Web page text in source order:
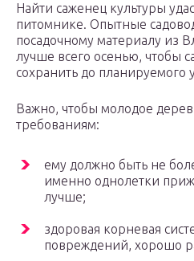
Найти саженец культуры
питомнике. Опытные
посадочному материалу из
лучше всего осенью, чтобы
сохранить до планируемого
Важно, чтобы молодое
требованиям:
ему должно быть не
именно однолетки
лучше;
здоровая корневая
повреждений, хорошо